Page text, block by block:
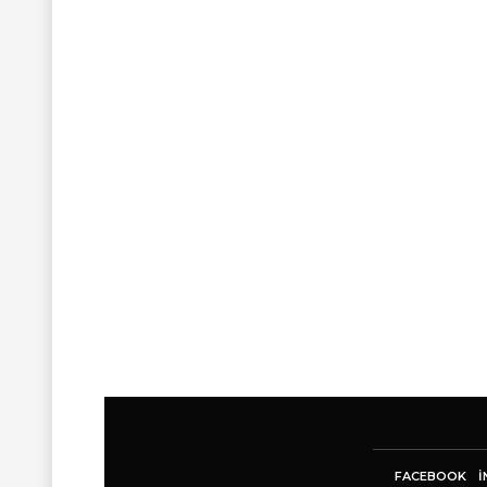
FACEBOOK